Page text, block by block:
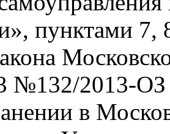
пунктами 7,
№132/2013-
в